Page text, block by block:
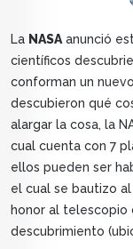
La NASAanunció
científicos
conforman un
descubieron qué
alargar la cosa, la
cual cuenta con 7
ellos pueden ser
el cual se bautizo
honor al telescopio
descubrimiento